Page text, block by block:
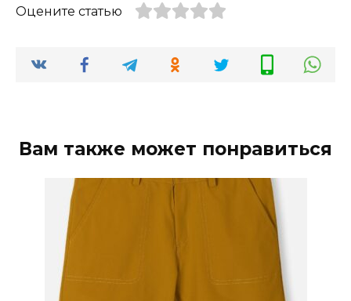
Оцените статью
Вам также может понравиться